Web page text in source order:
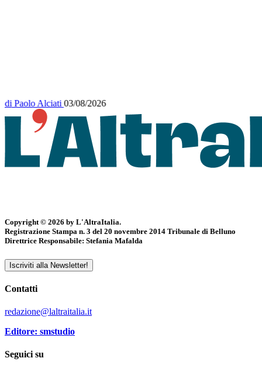
diPaolo Alciati 03/08/2026
Copyright © 2026 by L'AltraItalia.
Registrazione Stampa n. 3 del 20 novembre 2014 Tribunale di Belluno
Direttrice Responsabile: Stefania Mafalda
Iscriviti alla Newsletter!
Contatti
redazione@laltraitalia.it
Editore: smstudio
Seguici su